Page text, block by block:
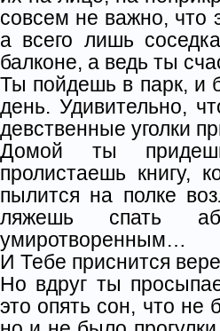
совсем не важно, что
а всего лишь
балконе, а ведь ты
Ты пойдешь в парк, и
день. Удивительно,
девственные уголки
Домой ты
пролистаешь книгу,
пылится на полке
ляжешь спать
умиротворенным…
И Тебе приснится
Но вдруг ты
это опять сон, что не